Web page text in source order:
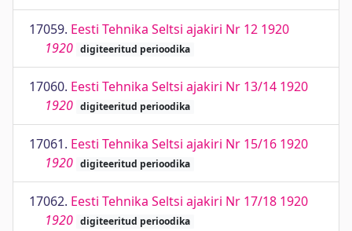
17059. Eesti Tehnika Seltsi ajakiri Nr 12 1920
1920 digiteeritud perioodika
17060. Eesti Tehnika Seltsi ajakiri Nr 13/14 1920
1920 digiteeritud perioodika
17061. Eesti Tehnika Seltsi ajakiri Nr 15/16 1920
1920 digiteeritud perioodika
17062. Eesti Tehnika Seltsi ajakiri Nr 17/18 1920
1920 digiteeritud perioodika